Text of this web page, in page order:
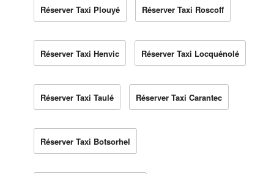
Réserver Taxi Plouyé Réserver Taxi Roscoff
Réserver Taxi Henvic Réserver Taxi Locquénolé
Réserver Taxi Taulé Réserver Taxi Carantec
Réserver Taxi Botsorhel